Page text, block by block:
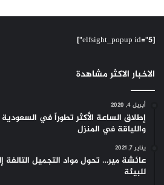
[elfsight_popup id="5"]
الاخبار الاكثر مشاهدة
أبريل 4, 2020
إطلاق الساعة الأكثر تطوراً في
واللياقة في المنزل
يناير 7, 2021
عائشة مير… تحول مواد التجميل
للبيئة